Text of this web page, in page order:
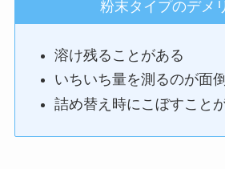
粉末タイプのデメ
溶け残ることがある
いちいち量を測るのが面倒
詰め替え時にこぼすこと